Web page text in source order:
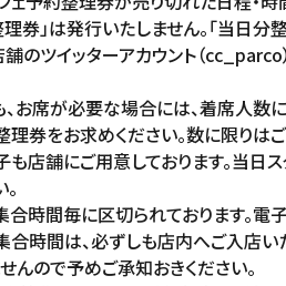
券」は発行いたしません。「当日分
のツイッターアカウント（cc_parco
お席が必要な場合には、着席人数
理券をお求めください。数に限りは
も店舗にご用意しております。当日
時間毎に区切られております。電
合時間は、必ずしも店内へご入店い
んので予めご承知おきください。